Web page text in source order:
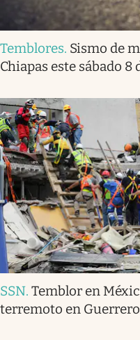
Temblores. Sismo de
Chiapas este sábado 8
SSN. Temblor en
terremoto en Guerrero